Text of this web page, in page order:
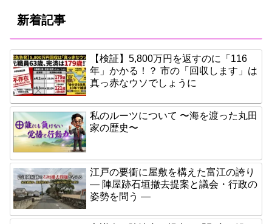
新着記事
【検証】5,800万円を返すのに「116
年」かかる！？ 市の「回収します」は
真っ赤なウソでしょうに
私のルーツについて 〜海を渡った丸田
家の歴史〜
江戸の要衝に屋敷を構えた富江の誇り
― 陣屋跡石垣撤去提案と議会・行政の
姿勢を問う ―